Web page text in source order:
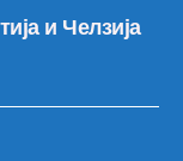
и Челзија